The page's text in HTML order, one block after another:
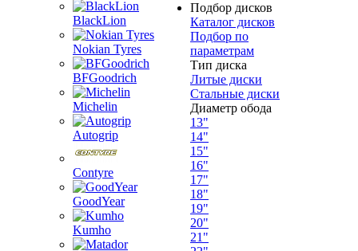
BlackLion
Nokian Tyres
BFGoodrich
Michelin
Autogrip
Contyre
GoodYear
Kumho
Подбор дисков
Каталог дисков
Подбор по
параметрам
Тип диска
Литые диски
Стальные диски
Диаметр обода
13"
14"
15"
16"
17"
18"
19"
20"
21"